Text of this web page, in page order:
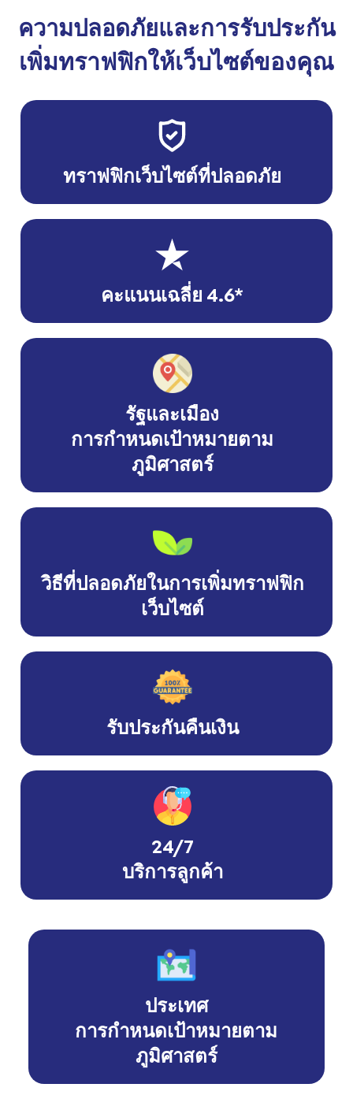
ความปลอดภัยและการรับประกัน
เพิ่มทราฟฟิกให้เว็บไซต์ของคุณ
ทราฟฟิกเว็บไซต์ที่ปลอดภัย
คะแนนเฉลี่ย 4.6*
รัฐและเมือง
การกำหนดเป้าหมายตาม
ภูมิศาสตร์
วิธีที่ปลอดภัยในการเพิ่มทราฟฟิก
เว็บไซต์
รับประกันคืนเงิน
24/7
บริการลูกค้า
ประเทศ
การกำหนดเป้าหมายตาม
ภูมิศาสตร์